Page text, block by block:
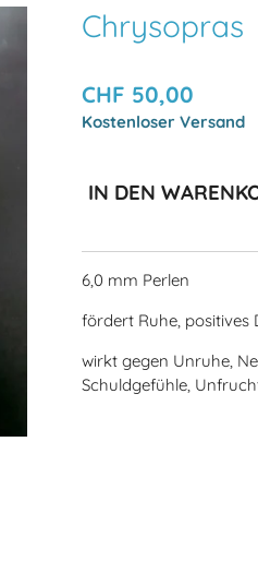
Chrysopras
CHF 50,00
Kostenloser Versand
IN DEN
6,0 mm Perlen
fördert Ruhe, positives
wirkt gegen Unruhe,
Schuldgefühle,